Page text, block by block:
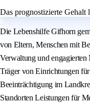
Das prognostizierte
Die Lebenshilfe Gifhorn
von Eltern, Menschen mit
Verwaltung und
Träger von Einrichtungen
Beeinträchtigung im
Standorten Leistungen für